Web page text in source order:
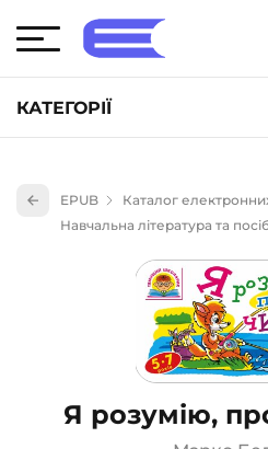
КАТЕГОРІЇ
Книги для дітей (833)
Науково-популярна
Навчальна література та
Енциклопедії, довідники,
Подарункові сертифікати (1)
EPUB
Каталог
Навчальна література та
Я розумію,